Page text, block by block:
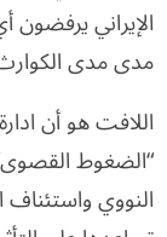
الإيراني
مدى مدى الكوارث
اللافت هو أن
“الضغوط
النووي